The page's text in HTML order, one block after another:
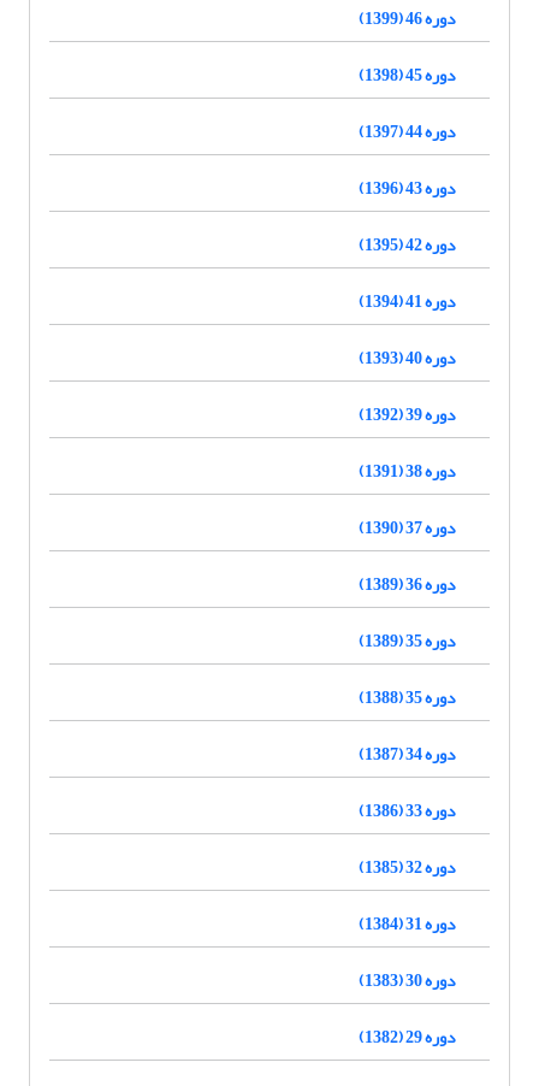
دوره 46 (1399)
دوره 45 (1398)
دوره 44 (1397)
دوره 43 (1396)
دوره 42 (1395)
دوره 41 (1394)
دوره 40 (1393)
دوره 39 (1392)
دوره 38 (1391)
دوره 37 (1390)
دوره 36 (1389)
دوره 35 (1389)
دوره 35 (1388)
دوره 34 (1387)
دوره 33 (1386)
دوره 32 (1385)
دوره 31 (1384)
دوره 30 (1383)
دوره 29 (1382)